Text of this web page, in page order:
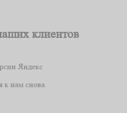
клиентов
Яндекс
к нам снова